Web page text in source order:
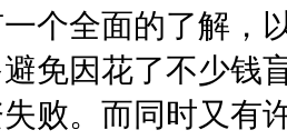
个全面的了解，
免因花了不少钱
败。而同时又有